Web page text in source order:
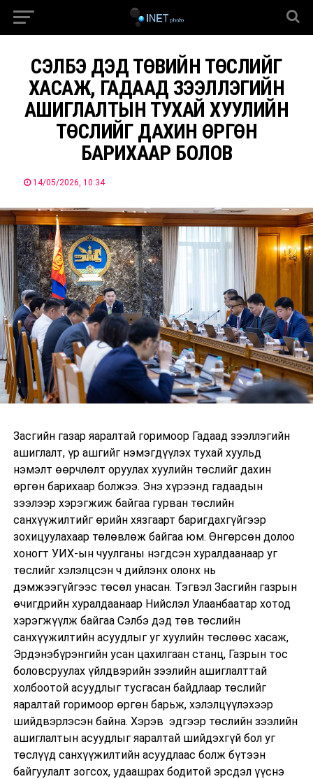
СЭЛБЭ ДЭД ТӨВИЙН ТӨСЛИЙГ
ХАСАЖ, ГАДААД ЗЭЭЛЛЭГИЙН
АШИГЛАЛТЫН ТУХАЙ ХУУЛИЙН
ТӨСЛИЙГ ДАХИН ӨРГӨН
БАРИХААР БОЛОВ
14/05/2026, 10:34
Засгийн газар яаралтай горимоор Гадаад зээллэгийн
ашиглалт, үр ашгийг нэмэгдүүлэх тухай хуульд
нэмэлт өөрчлөлт оруулах хуулийн төслийг дахин
өргөн барихаар болжээ. Энэ хүрээнд гадаадын
зээлээр хэрэгжиж байгаа гурван төслийн
санхүүжилтийг өрийн хязгаарт баригдахгүйгээр
зохицуулахаар төлөвлөж байгаа юм. Өнгөрсөн долоо
хоногт УИХ-ын чуулганы нэгдсэн хуралдаанаар уг
төслийг хэлэлцсэн ч дийлэнх олонх нь
дэмжээгүйгээс төсөл унасан. Тэгвэл Засгийн газрын
өчигдрийн хуралдаанаар Нийслэл Улаанбаатар хотод
хэрэгжүүлж байгаа Сэлбэ дэд төв төслийн
санхүүжилтийн асуудлыг уг хуулийн төслөөс хасаж,
Эрдэнэбүрэнгийн усан цахилгаан станц, Газрын тос
боловсруулах үйлдвэрийн зээлийн ашиглалттай
холбоотой асуудлыг тусгасан байдлаар төслийг
яаралтай горимоор өргөн барьж, хэлэлцүүлэхээр
шийдвэрлэсэн байна. Хэрэв эдгээр төслийн зээлийн
ашиглалтын асуудлыг яаралтай шийдэхгүй бол уг
төслүүд санхүүжилтийн асуудлаас болж бүтээн
байгуулалт зогсох, удаашрах бодитой эрсдэл үүснэ